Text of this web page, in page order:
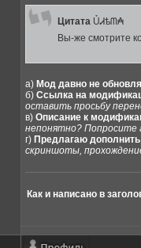
Цитата ỦᏗѣᗰ₳
Вы-же смотрите
а) Мод давно не
б) Ссылка на
оставить просьбу
в) Описание к
непонятно? Попросите
г) Предлагаю
скриншоты,
Как и написано в